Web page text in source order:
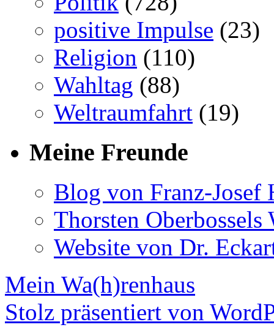
positive Impulse (23)
Religion (110)
Wahltag (88)
Weltraumfahrt (19)
Meine Freunde
Blog von Franz-Josef
Thorsten Oberbossels
Website von Dr.
Mein Wa(h)renhaus
Stolz präsentiert von